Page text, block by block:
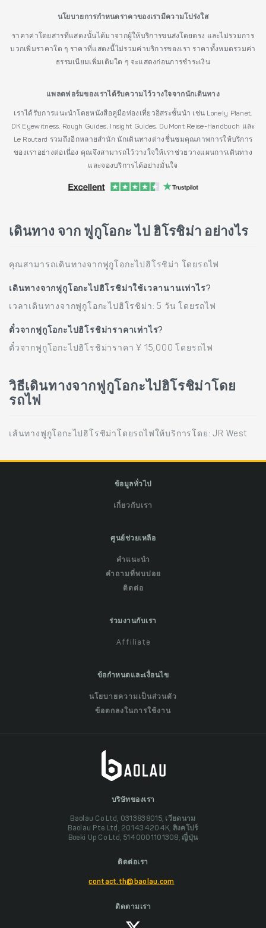
นโยบายการกำหนดราคาของเรามีความโปร่งใส
ราคาค่าโดยสารที่แสดงนั้นได้มาจากผู้ให้บริการขนส่งโดยตรง และไม่รวมการ
บวกเพิ่มราคาใด ๆ ราคาที่แสดงนี้ไม่รวมค่าบริการของเรา ราคาทั้งหมดรวมค่า
ธรรมเนียมเพิ่มเติมใด ๆ จะแสดงก่อนการชำระเงิน
แพลตฟอร์มของเราได้รับความไว้วางใจจากนักเดินทาง
เราได้รับการแนะนำโดยหนังสือคู่มือท่องเที่ยวอิสระชั้นนำ เช่น Lonely Planet,
DK Eyewitness, Rough Guides, Insight Guides, DuMont Reise-Handbuch และ
Le Routard รวมถึงอีกหลายสำนัก นักเดินทางต่างชื่นชมคุณภาพการให้บริการ
ของเราอย่างต่อเนื่อง คุณจึงสามารถไว้วางใจให้เราช่วยวางแผนการเดินทาง
และจองบริการได้อย่างมั่นใจ
เดินทาง จาก ฟูกูโอกะ ไป ฮิโรชิม่า อย่างไร
คุณสามารถเดินทางจากฟูกูโอกะไปฮิโรชิม่า โดยรถไฟ
เดินทางจากฟูกูโอกะไปฮิโรชิม่าใช้เวลานานเท่าไร?
เวลาเดินทางจากฟูกูโอกะไปฮิโรชิม่า: 5 วัน โดยรถไฟ
ตั๋วจากฟูกูโอกะไปฮิโรชิม่าราคาเท่าไร?
ตั๋วจากฟูกูโอกะไปฮิโรชิม่าราคา ¥ 15,000 โดยรถไฟ
วิธีเดินทางจากฟูกูโอกะไปฮิโรชิม่าโดย
รถไฟ
เส้นทางฟูกูโอกะไปฮิโรชิม่าโดยรถไฟให้บริการโดย: JR West
ข้อมูลทั่วไป
เกี่ยวกับเรา
ศูนย์ช่วยเหลือ
คำแนะนำ
คำถามที่พบบ่อย
ติดต่อ
ร่วมงานกับเรา
Affiliate
ข้อกำหนดและเงื่อนไข
นโยบายความเป็นส่วนตัว
ข้อตกลงในการใช้งาน
บริษัทของเรา
Baolau Co Ltd, 0313838015, เวียดนาม
Baolau Pte Ltd, 201434204K, สิงคโปร์
Boeki Up Co Ltd, 5140001101308, ญี่ปุ่น
ติดต่อเรา
contact.th@baolau.com
ติดตามเรา